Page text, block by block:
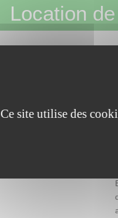
Location
JEUX –
Ce site utilise des